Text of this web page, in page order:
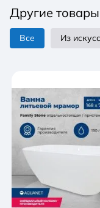
Другие
Все Из